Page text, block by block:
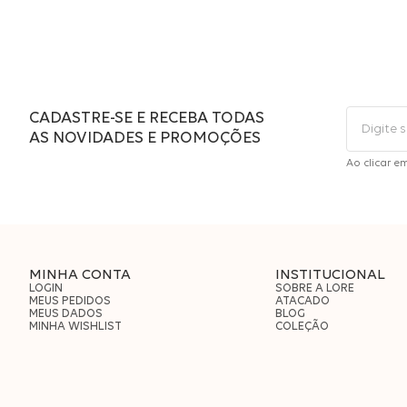
CADASTRE-SE E RECEBA TODAS
AS NOVIDADES E PROMOÇÕES
Ao clicar
MINHA CONTA
LOGIN
MEUS PEDIDOS
MEUS DADOS
MINHA WISHLIST
INSTITUCIONAL
SOBRE A LORE
ATACADO
BLOG
COLEÇÃO